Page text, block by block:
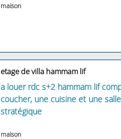
maison
etage de villa hammam lif
a louer rdc s+2 hammam lif
coucher, une cuisine et une
stratégique
maison